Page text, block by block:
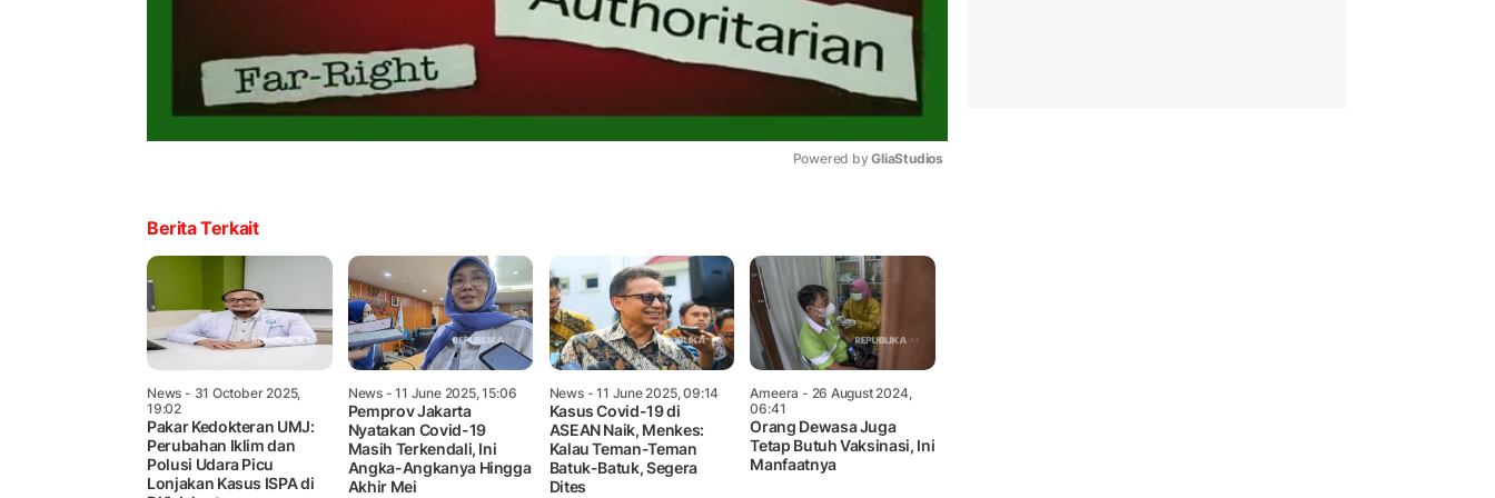
Powered by GliaStudios
Berita Terkait
News - 31 October 2025,
19:02
Pakar Kedokteran UMJ:
Perubahan Iklim dan
Polusi Udara Picu
Lonjakan Kasus ISPA di
News- 11 June 2025, 15:06
Pemprov Jakarta
Nyatakan Covid-19
Masih Terkendali, Ini
Angka-Angkanya Hingga
Akhir Mei
News- 11 June 2025, 09:14
Kasus Covid-19 di
ASEAN Naik, Menkes:
Kalau Teman-Teman
Batuk-Batuk, Segera
Dites
Ameera - 26 August 2024,
06:41
Orang Dewasa Juga
Tetap Butuh Vaksinasi, Ini
Manfaatnya